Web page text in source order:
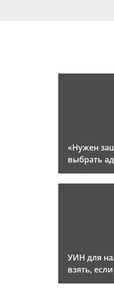
«Нужен
выбрать
УИН для
взять,